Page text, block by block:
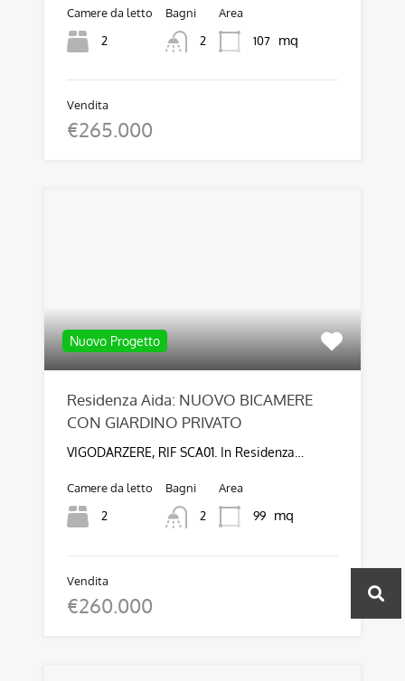
Camere da letto
2
Bagni
2
Area
107
mq
Vendita
€265.000
Nuovo Progetto
Residenza Aida: NUOVO BICAMERE
CON GIARDINO PRIVATO
VIGODARZERE, RIF SCA01. In Residenza…
Camere da letto
2
Bagni
2
Area
99
mq
Vendita
€260.000